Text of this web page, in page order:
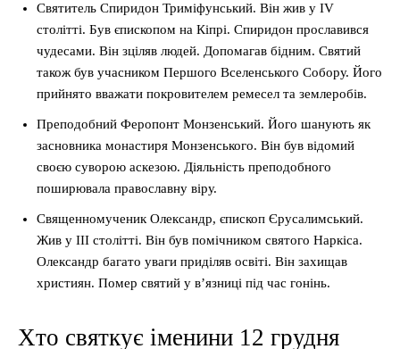
Святитель Спиридон Триміфунський. Він жив у IV
столітті. Був єпископом на Кіпрі. Спиридон прославився
чудесами. Він зціляв людей. Допомагав бідним. Святий
також був учасником Першого Вселенського Собору. Його
прийнято вважати покровителем ремесел та землеробів.
Преподобний Феропонт Монзенський. Його шанують як
засновника монастиря Монзенського. Він був відомий
своєю суворою аскезою. Діяльність преподобного
поширювала православну віру.
Священномученик Олександр, єпископ Єрусалимський.
Жив у III столітті. Він був помічником святого Наркіса.
Олександр багато уваги приділяв освіті. Він захищав
християн. Помер святий у в’язниці під час гонінь.
Хто святкує іменини 12 грудня